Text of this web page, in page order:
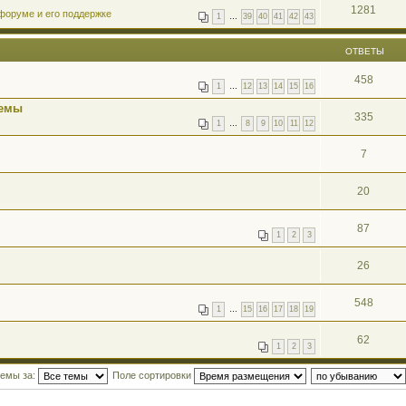
1 … 39 40 41 42 43
и его поддержке 1281
ОТВЕТЫ
1 … 12 13 14 15 16 458
1 … 8 9 10 11 12 335
7
20
1 2 3 87
26
1 … 15 16 17 18 19 548
1 2 3 62
за: Поле сортировки